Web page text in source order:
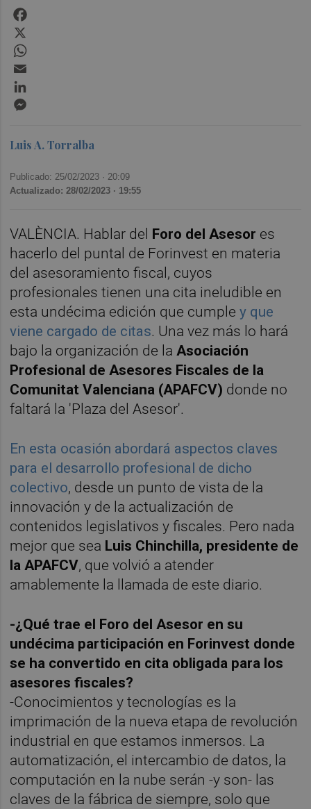
Luis A. Torralba
Publicado: 25/02/2023 · 20:09
Actualizado: 28/02/2023 · 19:55
VALÈNCIA. Hablar del Foro del Asesor es
hacerlo del puntal de Forinvest en materia
del asesoramiento fiscal, cuyos
profesionales tienen una cita ineludible en
esta undécima edición que cumpley que
viene cargado de citas. Una vez más lo hará
bajo la organización de la Asociación
Profesional de Asesores Fiscales de la
Comunitat Valenciana (APAFCV) donde no
faltará la 'Plaza del Asesor'.
En esta ocasión abordará aspectos claves
para el desarrollo profesional de dicho
colectivo, desde un punto de vista de la
innovación y de la actualización de
contenidos legislativos y fiscales. Pero nada
mejor que sea Luis Chinchilla, presidente de
la APAFCV, que volvió a atender
amablemente la llamada de este diario.
-¿Qué trae el Foro del Asesor en su
undécima participación en Forinvest donde
se ha convertido en cita obligada para los
asesores fiscales?
-Conocimientos y tecnologías es la
imprimación de la nueva etapa de revolución
industrial en que estamos inmersos. La
automatización, el intercambio de datos, la
computación en la nube serán -y son- las
claves de la fábrica de siempre, solo que